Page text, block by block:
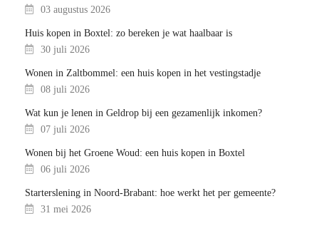
03 augustus 2026
Huis kopen in Boxtel: zo bereken je wat haalbaar is
30 juli 2026
Wonen in Zaltbommel: een huis kopen in het vestingstadje
08 juli 2026
Wat kun je lenen in Geldrop bij een gezamenlijk inkomen?
07 juli 2026
Wonen bij het Groene Woud: een huis kopen in Boxtel
06 juli 2026
Starterslening in Noord-Brabant: hoe werkt het per gemeente?
31 mei 2026